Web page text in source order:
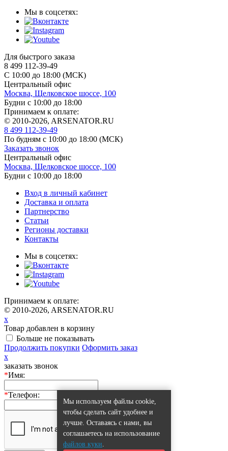
Мы используем файлы cookie,
чтобы сделать сайт удобнее и
лучше. Оставаясь с нами, вы
соглашаетесь на использование
файлов куки.
Мы в соцсетях:
Для быстрого заказа
8 499 112-39-49
С 10:00 до 18:00 (МСК)
Центральный офис
Москва, Щелковское шоссе, 100
Будни с 10:00 до 18:00
Принимаем к оплате:
© 2010-2026, ARSENATOR.RU
8 499 112-39-49
По будням с 10:00 до 18:00 (МСК)
Заказать звонок
Центральный офис
Москва, Щелковское шоссе, 100
Будни с 10:00 до 18:00
Вход в личный кабинет
Доставка и оплата
Партнерство
Статьи
Регионы доставки
Контакты
Мы в соцсетях:
Принимаем к оплате:
© 2010-2026, ARSENATOR.RU
x
Товар добавлен в корзину
Больше не показывать
Продолжить покупки Оформить заказ
x
заказать звонок
*Имя:
*Телефон: